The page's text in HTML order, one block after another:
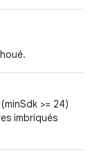
>= 24)
imbriqués